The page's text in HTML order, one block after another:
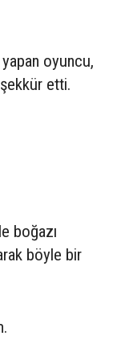
oyuncu,
etti.
boğazı
böyle bir